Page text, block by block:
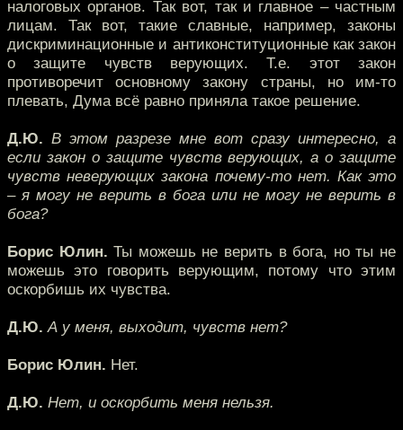
налоговых органов. Так вот, так и главное – частным
лицам. Так вот, такие славные, например, законы
дискриминационные и антиконституционные как закон
о защите чувств верующих. Т.е. этот закон
противоречит основному закону страны, но им-то
плевать, Дума всё равно приняла такое решение.
Д.Ю. В этом разрезе мне вот сразу интересно, а
если закон о защите чувств верующих, а о защите
чувств неверующих закона почему-то нет. Как это
– я могу не верить в бога или не могу не верить в
бога?
Борис Юлин. Ты можешь не верить в бога, но ты не
можешь это говорить верующим, потому что этим
оскорбишь их чувства.
Д.Ю. А у меня, выходит, чувств нет?
Борис Юлин. Нет.
Д.Ю. Нет, и оскорбить меня нельзя.